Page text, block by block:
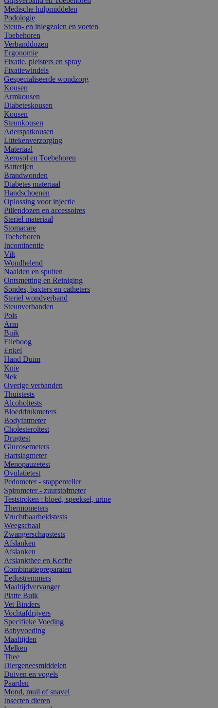
Medische hulpmiddelen
Podologie
Steun- en inlegzolen en voeten
Toebehoren
Verbanddozen
Ergonomie
Fixatie, pleisters en spray
Fixatiewindels
Gespecialiseerde wondzorg
Kousen
Armkousen
Diabeteskousen
Kousen
Steunkousen
Aderspatkousen
Littekenverzorging
Materiaal
Aerosol en Toebehoren
Batterijen
Brandwonden
Diabetes materiaal
Handschoenen
Oplossing voor injectie
Pillendozen en accessoires
Steriel materiaal
Stomacare
Toebehoren
Incontinentie
Vilt
Wondhelend
Naalden en spuiten
Ontsmetting en Reiniging
Sondes, baxters en catheters
Steriel wondverband
Steunverbanden
Pols
Arm
Buik
Elleboog
Enkel
Hand Duim
Knie
Nek
Overige verbanden
Thuistests
Alcoholtests
Bloeddrukmeters
Bodyfatmeter
Cholesteroltest
Drugtest
Glucosemeters
Hartslagmeter
Menopauzetest
Ovulatietest
Pedometer - stappenteller
Spirometer - zuurstofmeter
Teststroken : bloed, speeksel, urine
Thermometers
Vruchtbaarheidstests
Weegschaal
Zwangerschapstests
Afslanken
Afslanken
Afslankthee en Koffie
Combinatiepreparaten
Eetlustremmers
Maaltijdvervanger
Platte Buik
Vet Binders
Vochtafdrijvers
Specifieke Voeding
Babyvoeding
Maaltijden
Melken
Thee
Diergeneesmiddelen
Duiven en vogels
Paarden
Mond, muil of snavel
Insecten dieren